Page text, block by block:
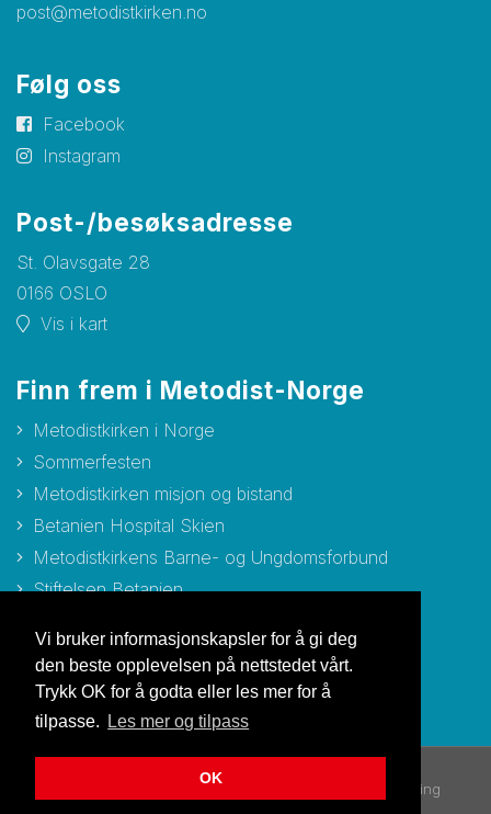
Vi bruker informasjonskapsler for å gi deg
den beste opplevelsen på nettstedet vårt.
Trykk OK for å godta eller les mer for å
tilpasse.
Les mer og tilpass
OK
post@metodistkirken.no
Følg oss
Facebook
Instagram
Post-/besøksadresse
St. Olavsgate 28
0166 OSLO
Vis i kart
Finn frem i Metodist-Norge
Metodistkirken i Norge
Sommerfesten
Metodistkirken misjon og bistand
Betanien Hospital Skien
Metodistkirkens Barne- og Ungdomsforbund
Stiftelsen Betanien
Personvernerklæring